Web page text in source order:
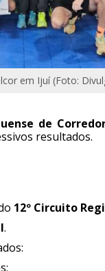
em Ijuí (Foto:
de
resultados.
12º Circuito
.